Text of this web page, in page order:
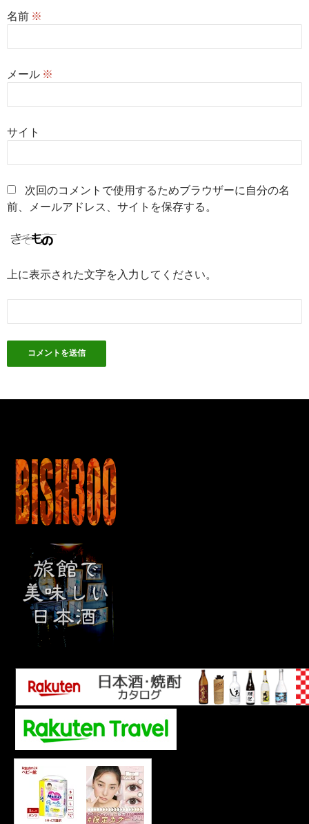
名前 ※
メール ※
サイト
次回のコメントで使用するためブラウザーに自分の名
前、メールアドレス、サイトを保存する。
上に表示された文字を入力してください。